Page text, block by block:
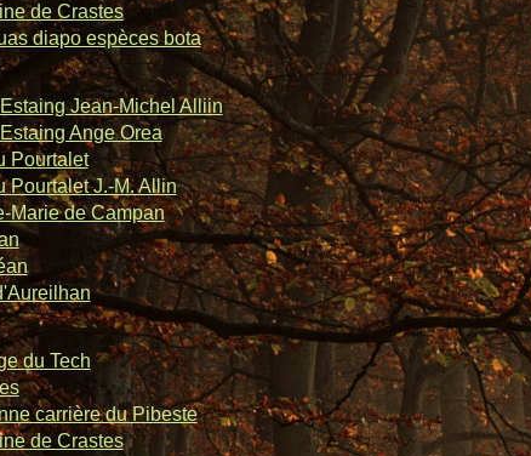
de Crastes
diapo espèces bota
Jean-Michel Alliin
Ange Orea
Pourtalet
Pourtalet J.-M. Allin
Marie de Campan
du Tech
carrière du Pibeste
de Crastes